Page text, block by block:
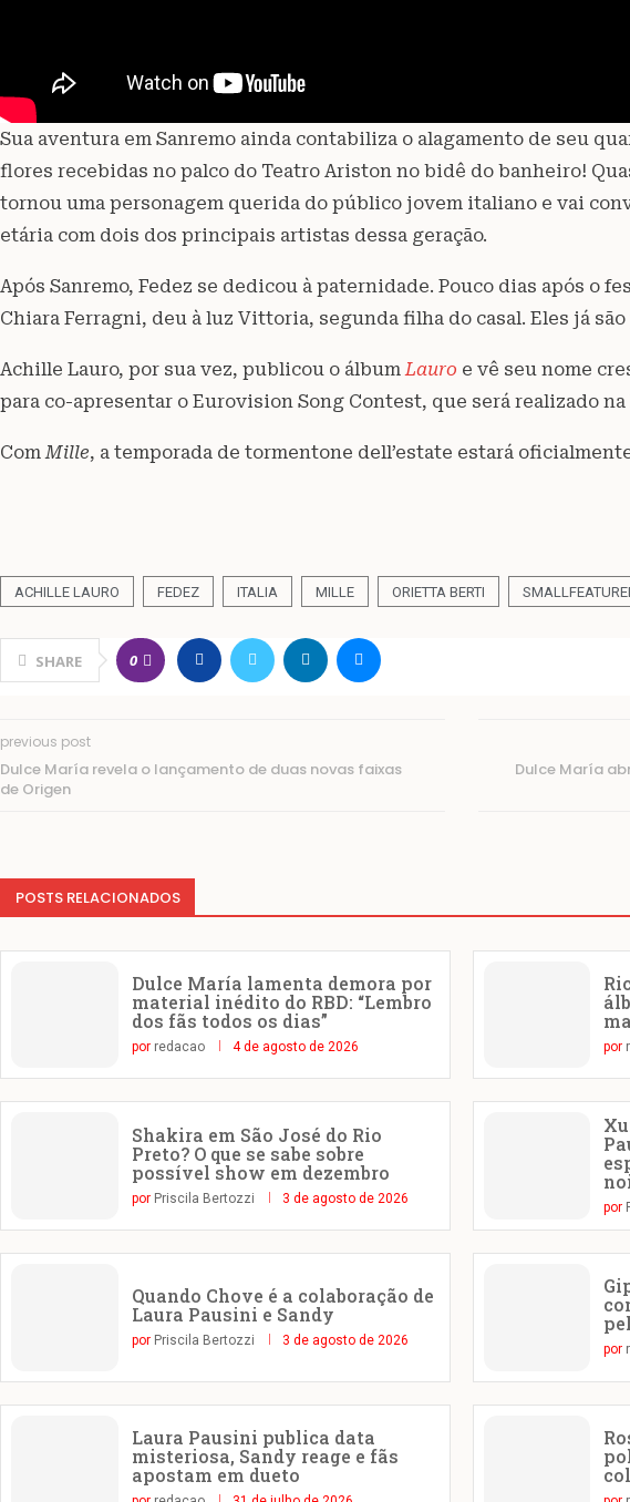
Sua aventura em Sanremo ainda contabiliza o alagamento de seu
flores recebidas no palco do Teatro Ariston no bidê do banheiro!
tornou uma personagem querida do público jovem italiano e vai
etária com dois dos principais artistas dessa geração.
Após Sanremo, Fedez se dedicou à paternidade. Pouco dias após o
Chiara Ferragni, deu à luz Vittoria, segunda filha do casal. Eles já são
Achille Lauro, por sua vez, publicou o álbum Lauro e vê seu nome
para co-apresentar o Eurovision Song Contest, que será realizado na
Com Mille, a temporada de tormentone dell’estate estará
ACHILLE LAURO FEDEZ ITALIA MILLE ORIETTA BERTI
SHARE 0
previous post
Dulce María revela o lançamento de duas novas faixas
de Origen
Dulce María
POSTS RELACIONADOS
Dulce María lamenta demora por
material inédito do RBD: “Lembro
dos fãs todos os dias”
por redacao 4 de agosto de 2026 por
Shakira em São José do Rio
Preto? O que se sabe sobre
possível show em dezembro
por Priscila Bertozzi 3 de agosto de 2026
por
Quando Chove é a colaboração de
Laura Pausini e Sandy
por Priscila Bertozzi 3 de agosto de 2026
por
Laura Pausini publica data
misteriosa, Sandy reage e fãs
apostam em dueto